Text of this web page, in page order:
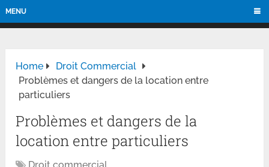
MENU
Home
Droit Commercial
Problèmes et dangers de la location entre
particuliers
Problèmes et dangers de la
location entre particuliers